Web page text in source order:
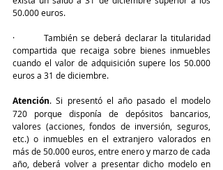
50.000 euros.
·         También se deberá declarar la titularidad
compartida que recaiga sobre bienes inmuebles
cuando el valor de adquisición supere los 50.000
euros a 31 de diciembre.
Atención. Si presentó el año pasado el modelo
720 porque disponía de depósitos bancarios,
valores (acciones, fondos de inversión, seguros,
etc.) o inmuebles en el extranjero valorados en
más de 50.000 euros, entre enero y marzo de cada
año, deberá volver a presentar dicho modelo en